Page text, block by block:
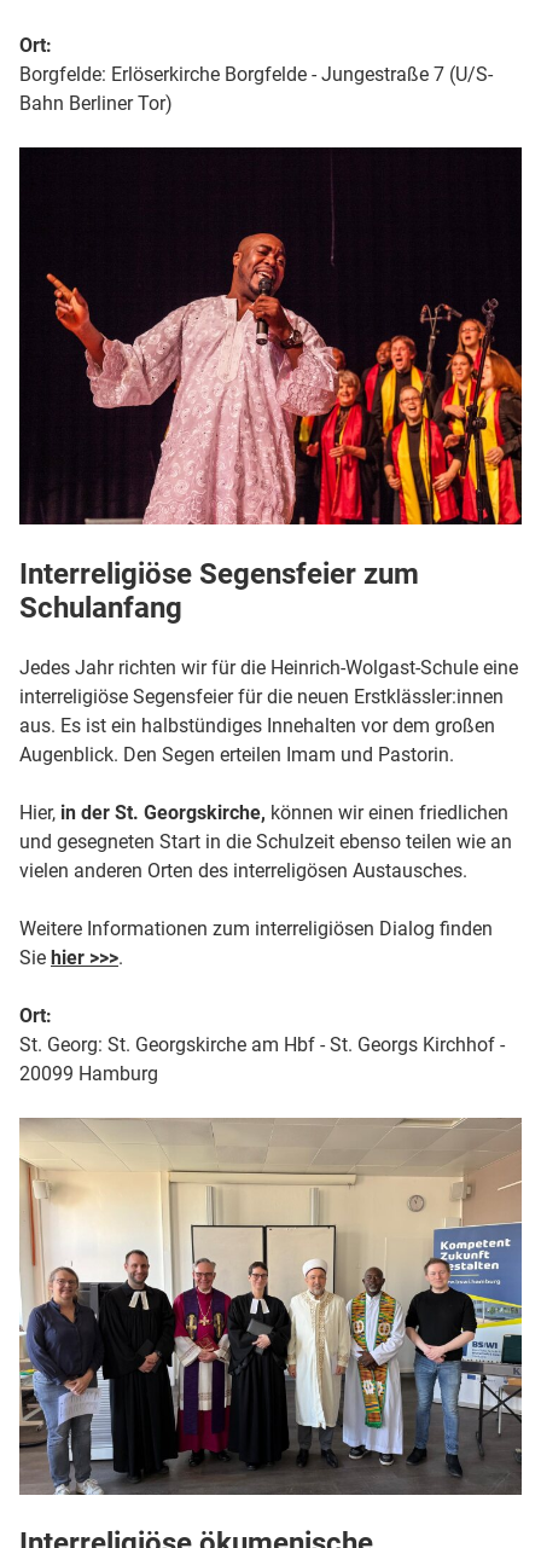
Ort:
Borgfelde: Erlöserkirche Borgfelde - Jungestraße 7 (U/S-
Bahn Berliner Tor)
Interreligiöse Segensfeier zum
Schulanfang
Jedes Jahr richten wir für die Heinrich-Wolgast-Schule eine
interreligiöse Segensfeier für die neuen Erstklässler:innen
aus. Es ist ein halbstündiges Innehalten vor dem großen
Augenblick. Den Segen erteilen Imam und Pastorin.
Hier, in der St. Georgskirche, können wir einen friedlichen
und gesegneten Start in die Schulzeit ebenso teilen wie an
vielen anderen Orten des interreligösen Austausches.
Weitere Informationen zum interreligiösen Dialog finden
Sie hier >>>.
Ort:
St. Georg: St. Georgskirche am Hbf - St. Georgs Kirchhof -
20099 Hamburg